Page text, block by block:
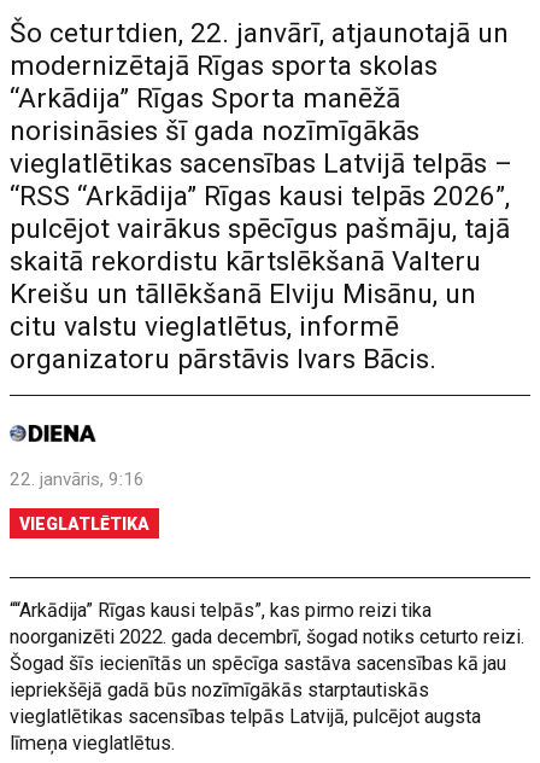
Šo ceturtdien, 22. janvārī, atjaunotajā un
modernizētajā Rīgas sporta skolas
“Arkādija” Rīgas Sporta manēžā
norisināsies šī gada nozīmīgākās
vieglatlētikas sacensības Latvijā telpās –
“RSS “Arkādija” Rīgas kausi telpās 2026”,
pulcējot vairākus spēcīgus pašmāju, tajā
skaitā rekordistu kārtslēkšanā Valteru
Kreišu un tāllēkšanā Elviju Misānu, un
citu valstu vieglatlētus, informē
organizatoru pārstāvis Ivars Bācis.
22. janvāris, 9:16
VIEGLATLĒTIKA
““Arkādija” Rīgas kausi telpās”, kas pirmo reizi tika
noorganizēti 2022. gada decembrī, šogad notiks ceturto reizi.
Šogad šīs iecienītās un spēcīga sastāva sacensības kā jau
iepriekšējā gadā būs nozīmīgākās starptautiskās
vieglatlētikas sacensības telpās Latvijā, pulcējot augsta
līmeņa vieglatlētus.